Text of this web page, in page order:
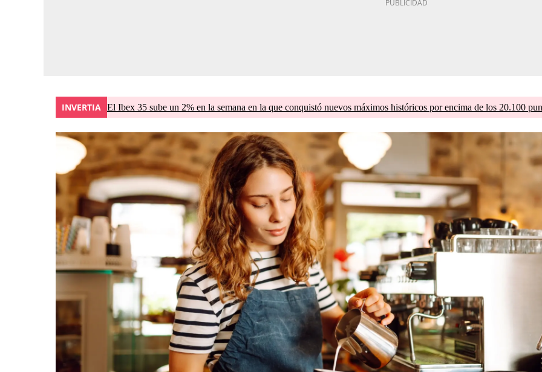
INVERTIA El Ibex 35 sube un 2% en la semana en la que conquistó nuevos máximos históricos por encima de los 20.100